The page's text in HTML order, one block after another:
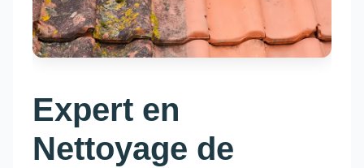
Expert en
Nettoyage de